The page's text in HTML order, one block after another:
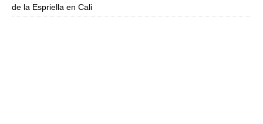
de la Espriella en Cali